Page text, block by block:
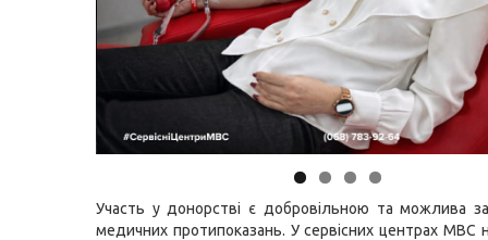
Участь у донорстві є добровільною та можлива за
медичних протипоказань. У сервісних центрах МВС